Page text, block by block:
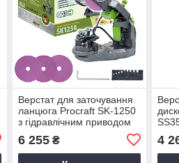
Верстат для заточування
ланцюга Procraft SK-1250
з гідравлічним приводом
6 255₴ 4